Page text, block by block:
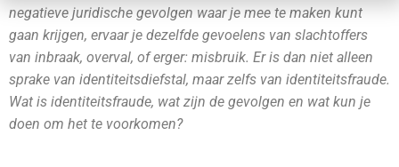
negatieve juridische gevolgen waar je mee te maken kunt
gaan krijgen, ervaar je dezelfde gevoelens van slachtoffers
van inbraak, overval, of erger: misbruik. Er is dan niet alleen
sprake van identiteitsdiefstal, maar zelfs van identiteitsfraude.
Wat is identiteitsfraude, wat zijn de gevolgen en wat kun je
doen om het te voorkomen?